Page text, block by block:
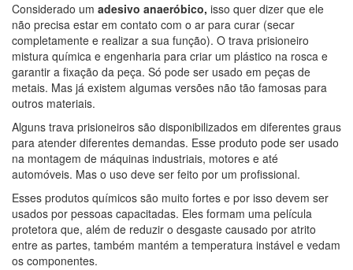
Considerado um adesivo anaeróbico, isso quer dizer que ele
não precisa estar em contato com o ar para curar (secar
completamente e realizar a sua função). O trava prisioneiro
mistura química e engenharia para criar um plástico na rosca e
garantir a fixação da peça. Só pode ser usado em peças de
metais. Mas já existem algumas versões não tão famosas para
outros materiais.
Alguns trava prisioneiros são disponibilizados em diferentes graus
para atender diferentes demandas. Esse produto pode ser usado
na montagem de máquinas industriais, motores e até
automóveis. Mas o uso deve ser feito por um profissional.
Esses produtos químicos são muito fortes e por isso devem ser
usados por pessoas capacitadas. Eles formam uma película
protetora que, além de reduzir o desgaste causado por atrito
entre as partes, também mantém a temperatura instável e vedam
os componentes.